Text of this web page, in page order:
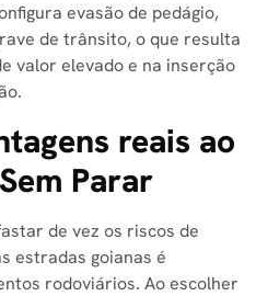
evasão de pedágio,
de trânsito, o que resulta
valor elevado e na inserção
reais ao
Parar
de vez os riscos de
estradas goianas é
rodoviários. Ao escolher